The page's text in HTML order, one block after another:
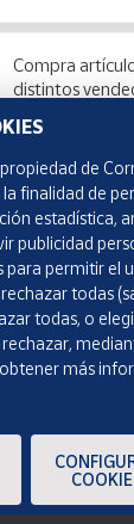
Compra
distintos
ayuda
de
finalidad de
estadística,
publicidad
para permitir el
todas
todas, o
más